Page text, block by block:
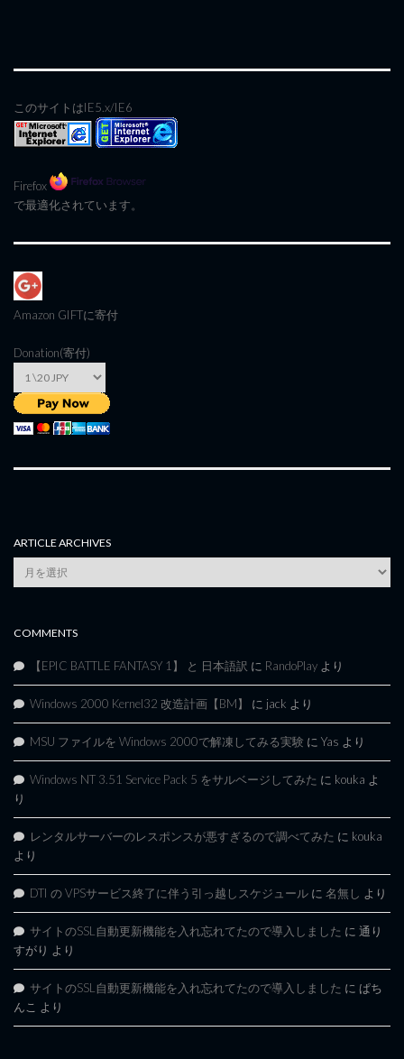
このサイトはIE5.x/IE6
Firefox
で最適化されています。
Amazon GIFTに寄付
Donation(寄付)
ARTICLE ARCHIVES
Article
Archives
COMMENTS
【EPIC BATTLE FANTASY 1】 と 日本語訳 に RandoPlay より
Windows 2000 Kernel32 改造計画【BM】 に jack より
MSU ファイルを Windows 2000で解凍してみる実験 に Yas より
Windows NT 3.51 Service Pack 5 をサルベージしてみた に kouka よ
り
レンタルサーバーのレスポンスが悪すぎるので調べてみた に kouka
より
DTI の VPSサービス終了に伴う引っ越しスケジュール に 名無し より
サイトのSSL自動更新機能を入れ忘れてたので導入しました に 通り
すがり より
サイトのSSL自動更新機能を入れ忘れてたので導入しました に ぱち
んこ より